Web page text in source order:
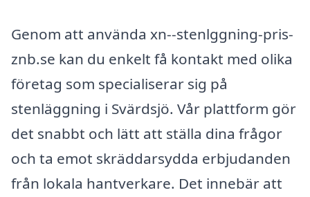
Genom att använda xn--stenlggning-pris-
znb.se kan du enkelt få kontakt med olika
företag som specialiserar sig på
stenläggning i Svärdsjö. Vår plattform gör
det snabbt och lätt att ställa dina frågor
och ta emot skräddarsydda erbjudanden
från lokala hantverkare. Det innebär att